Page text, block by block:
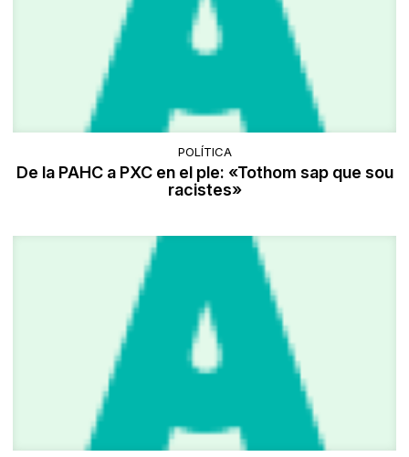
POLÍTICA
De la PAHC a PXC en el ple: «Tothom sap que sou
racistes»